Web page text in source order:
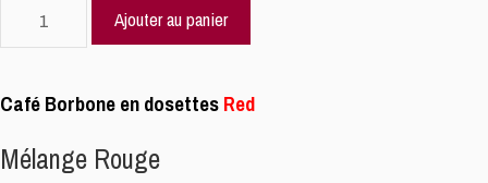
Pads
dosettes
Ajouter au panier
Café Borbone en dosettes Red
Mélange Rouge